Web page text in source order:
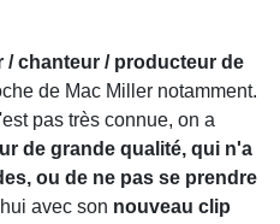
/ chanteur / producteur de
de Mac Miller notamment.
pas très connue, on a
de grande qualité, qui n'a
ou de ne pas se prendre
avec son nouveau clip